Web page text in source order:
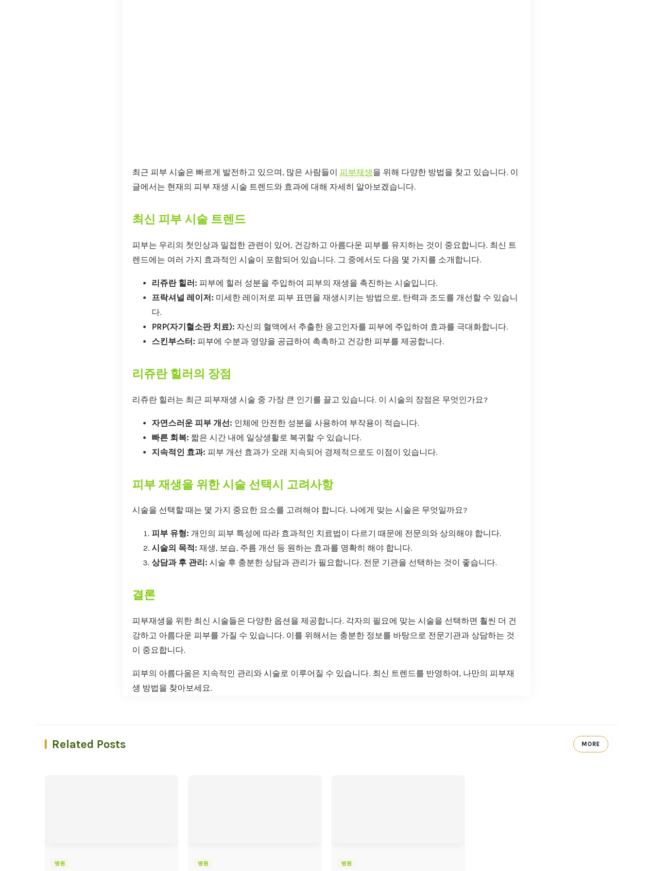
최근 피부 시술은 빠르게 발전하고 있으며, 많은 사람들이 피부재생을 위해 다양한 방법을 찾고 있습니다. 이
글에서는 현재의 피부 재생 시술 트렌드와 효과에 대해 자세히 알아보겠습니다.
최신 피부 시술 트렌드
피부는 우리의 첫인상과 밀접한 관련이 있어, 건강하고 아름다운 피부를 유지하는 것이 중요합니다. 최신 트
렌드에는 여러 가지 효과적인 시술이 포함되어 있습니다. 그 중에서도 다음 몇 가지를 소개합니다.
리쥬란 힐러: 피부에 힐러 성분을 주입하여 피부의 재생을 촉진하는 시술입니다.
프락셔널 레이저: 미세한 레이저로 피부 표면을 재생시키는 방법으로, 탄력과 조도를 개선할 수 있습니
다.
PRP(자기혈소판 치료): 자신의 혈액에서 추출한 응고인자를 피부에 주입하여 효과를 극대화합니다.
스킨부스터: 피부에 수분과 영양을 공급하여 촉촉하고 건강한 피부를 제공합니다.
리쥬란 힐러의 장점
리쥬란 힐러는 최근 피부재생 시술 중 가장 큰 인기를 끌고 있습니다. 이 시술의 장점은 무엇인가요?
자연스러운 피부 개선: 인체에 안전한 성분을 사용하여 부작용이 적습니다.
빠른 회복: 짧은 시간 내에 일상생활로 복귀할 수 있습니다.
지속적인 효과: 피부 개선 효과가 오래 지속되어 경제적으로도 이점이 있습니다.
피부 재생을 위한 시술 선택시 고려사항
시술을 선택할 때는 몇 가지 중요한 요소를 고려해야 합니다. 나에게 맞는 시술은 무엇일까요?
피부 유형: 개인의 피부 특성에 따라 효과적인 치료법이 다르기 때문에 전문의와 상의해야 합니다.
시술의 목적: 재생, 보습, 주름 개선 등 원하는 효과를 명확히 해야 합니다.
상담과 후 관리: 시술 후 충분한 상담과 관리가 필요합니다. 전문 기관을 선택하는 것이 좋습니다.
결론
피부재생을 위한 최신 시술들은 다양한 옵션을 제공합니다. 각자의 필요에 맞는 시술을 선택하면 훨씬 더 건
강하고 아름다운 피부를 가질 수 있습니다. 이를 위해서는 충분한 정보를 바탕으로 전문기관과 상담하는 것
이 중요합니다.
피부의 아름다움은 지속적인 관리와 시술로 이루어질 수 있습니다. 최신 트렌드를 반영하여, 나만의 피부재
생 방법을 찾아보세요.
Related Posts MORE
병원 병원 병원